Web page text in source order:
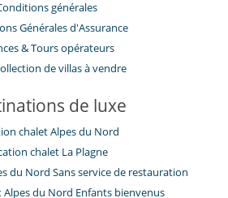
générales
Générales d'Assurance
& Tours opérateurs
de villas à vendre
de luxe
chalet Alpes du Nord
chalet La Plagne
du Nord Sans service de restauration
Alpes du Nord Enfants bienvenus